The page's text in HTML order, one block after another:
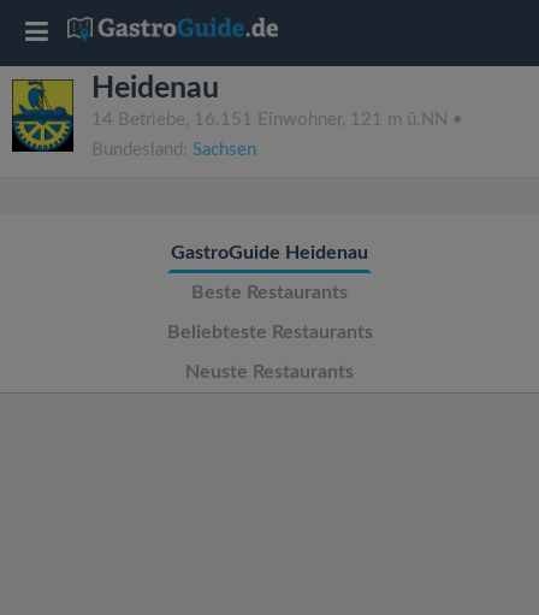
Heidenau
14 Betriebe, 16.151 Einwohner, 121 m ü.NN •
Bundesland: Sachsen
GastroGuide Heidenau
Beste Restaurants
Beliebteste Restaurants
Neuste Restaurants
T
g